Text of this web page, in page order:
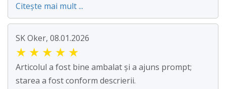
Citește mai mult ...
SK Oker, 08.01.2026
★ ★ ★ ★ ★
Articolul a fost bine ambalat și a ajuns prompt;
starea a fost conform descrierii.